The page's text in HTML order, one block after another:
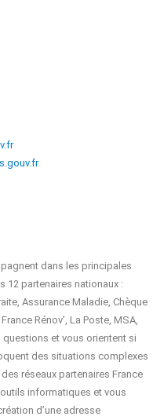
dans les principales
12 partenaires nationaux :
Assurance Maladie, Chèque
Rénov’, La Poste, MSA,
questions et vous orientent si
des situations complexes
réseaux partenaires France
informatiques et vous
d’une adresse